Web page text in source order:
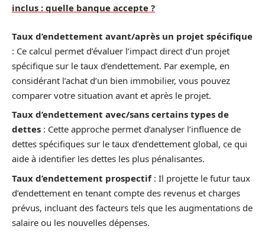
inclus : quelle banque accepte ?
Taux d’endettement avant/après un projet spécifique
: Ce calcul permet d’évaluer l’impact direct d’un projet
spécifique sur le taux d’endettement. Par exemple, en
considérant l’achat d’un bien immobilier, vous pouvez
comparer votre situation avant et après le projet.
Taux d’endettement avec/sans certains types de
dettes : Cette approche permet d’analyser l’influence de
dettes spécifiques sur le taux d’endettement global, ce qui
aide à identifier les dettes les plus pénalisantes.
Taux d’endettement prospectif: Il projette le futur taux
d’endettement en tenant compte des revenus et charges
prévus, incluant des facteurs tels que les augmentations de
salaire ou les nouvelles dépenses.